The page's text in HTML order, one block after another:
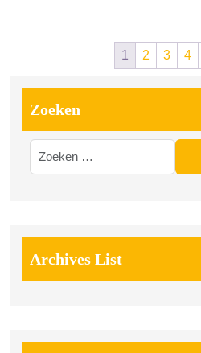
1 2 3 4
Zoeken
Archives List